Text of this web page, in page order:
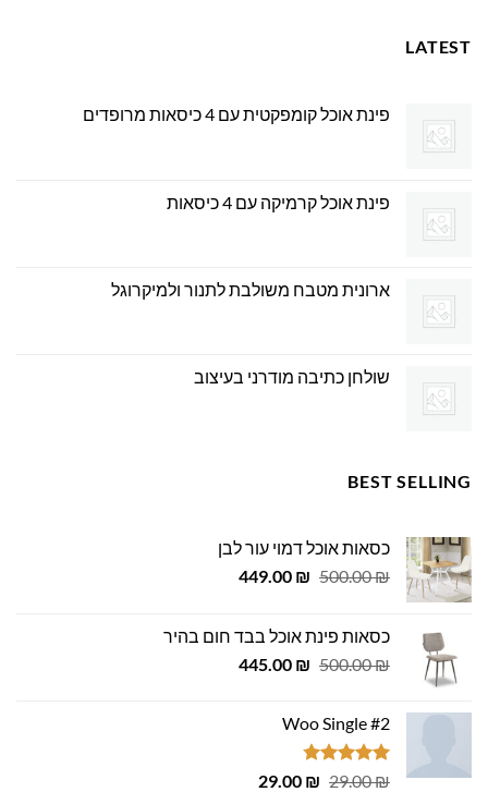
LATEST
פינת אוכל קומפקטית עם 4 כיסאות מרופדים
פינת אוכל קרמיקה עם 4 כיסאות
ארונית מטבח משולבת לתנור ולמיקרוגל
שולחן כתיבה מודרני בעיצוב
BEST SELLING
כסאות אוכל דמוי עור לבן
500.00₪
המחיר
500.00 ₪.
449.00 ₪
המחיר
449.00 ₪.
כסאות פינת אוכל בבד חום בהיר
500.00₪
המחיר
500.00 ₪.
445.00 ₪
המחיר
Woo Single #2
דורג4.75
29.00₪
המחיר
29.00 ₪
המחיר